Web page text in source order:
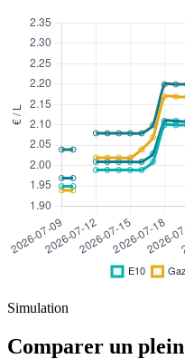
Simulation
Comparer un plein